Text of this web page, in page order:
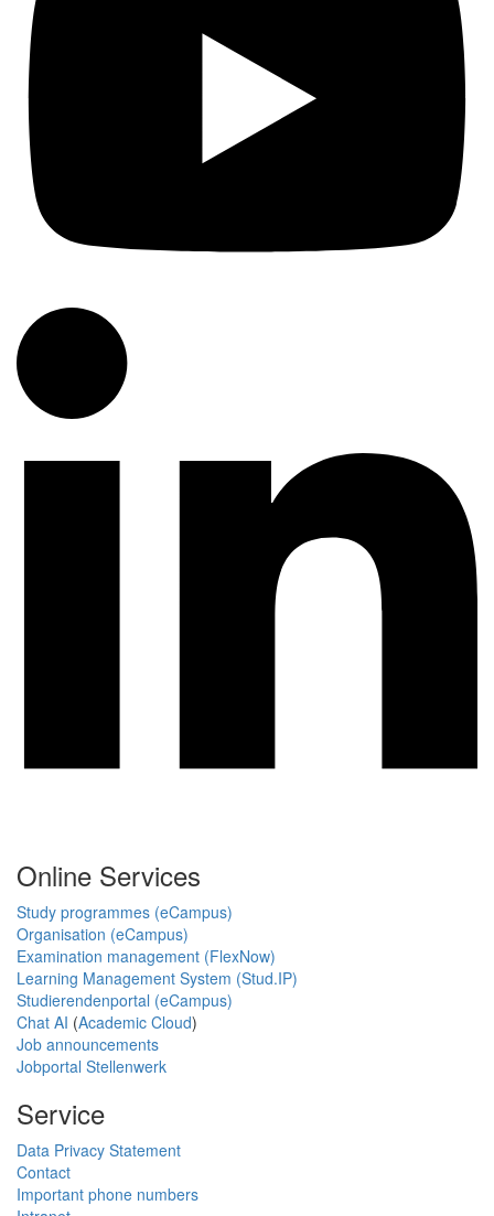
Online Services
Study programmes (eCampus)
Organisation (eCampus)
Examination management (FlexNow)
Learning Management System (Stud.IP)
Studierendenportal (eCampus)
Chat AI (Academic Cloud)
Job announcements
Jobportal Stellenwerk
Service
Data Privacy Statement
Contact
Important phone numbers